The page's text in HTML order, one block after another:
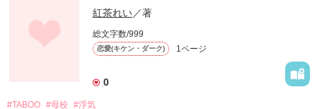
紅茶れい／著
総文字数/999
恋愛(キケン・ダーク) 1ページ
0
#TABOO #母校 #浮気